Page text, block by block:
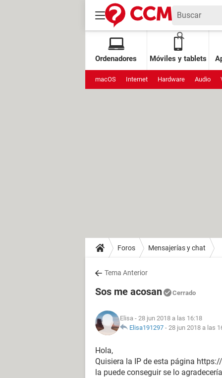
Ordenadores Móviles y tablets
macOS Internet Hardware Audio
Foros Mensajerías y chat
Tema Anterior
Sos me acosan Cerrado
Elisa - 28 jun 2018 a las 16:18
Elisa191297 - 28 jun 2018 a las
Hola,
Quisiera la IP de esta página
la puede conseguir se lo